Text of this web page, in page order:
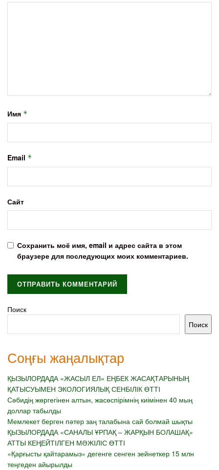
Имя *
Email *
Сайт
Сохранить моё имя, email и адрес сайта в этом
браузере для последующих моих комментариев.
Поиск
Поиск
Соңғы жаңалықтар
ҚЫЗЫЛОРДАДА «ЖАСЫЛ ЕЛ» ЕҢБЕК ЖАСАҚТАРЫНЫҢ
ҚАТЫСУЫМЕН ЭКОЛОГИЯЛЫҚ СЕНБІЛІК ӨТТІ
Сәбидің жөргегінен алтын, жасөспірімнің киімінен 40 мың
доллар табылды
Мемлекет берген пәтер заң талабына сай болмай шықты
ҚЫЗЫЛОРДАДА «САНАЛЫ ҰРПАҚ – ЖАРҚЫН БОЛАШАҚ»
АТТЫ КЕҢЕЙТІЛГЕН МӘЖІЛІС ӨТТІ
«Қарғысты қайтарамыз» дегенге сенген зейнеткер 15 млн
теңгеден айырылды